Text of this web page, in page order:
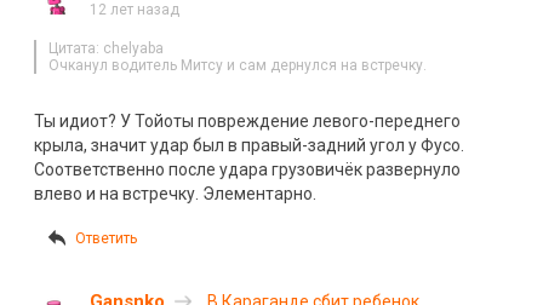
12 лет назад
Цитата: chelyaba
Очканул водитель Митсу и сам дернулся на встречку.
Ты идиот? У Тойоты повреждение левого-переднего
крыла, значит удар был в правый-задний угол у Фусо.
Соответственно после удара грузовичёк развернуло
влево и на встречку. Элементарно.
Ответить